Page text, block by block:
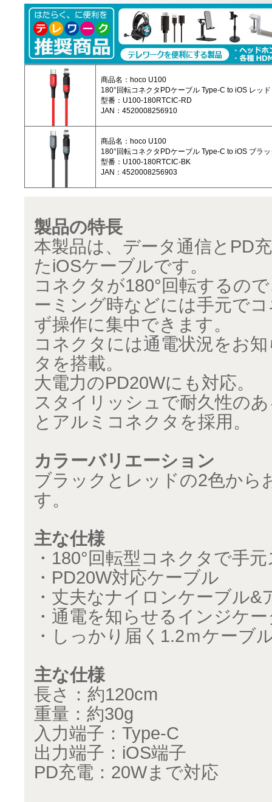
商品名：hoco U100
180°回転コネクタPDケーブル Type-C to iOS レッド
型番：U100-180RTCIC-RD
JAN：4520008256910
商品名：hoco U100
180°回転コネクタPDケーブル Type-C to iOS ブラ
型番：U100-180RTCIC-BK
JAN：4520008256903
製品の特長
本製品は、データ通信とPD
たiOSケーブルです。
コネクタが180°回転するの
ーミング時などには手元で
ず操作に集中できます。
コネクタには通電状況をお
タを搭載。
大電力のPD20Wにも対応。
スタイリッシュで耐久性の
とアルミコネクタを採用。
カラーバリエーション
ブラックとレッドの2色から
す。
主な仕様
・180°回転型コネクタで手
・PD20W対応ケーブル
・丈夫なナイロンケーブル&
・通電を知らせるインジケ
・しっかり届く1.2ｍケーブ
主な仕様
長さ：約120cm
重量：約30g
入力端子：Type-C
出力端子：iOS端子
PD充電：20Wまで対応